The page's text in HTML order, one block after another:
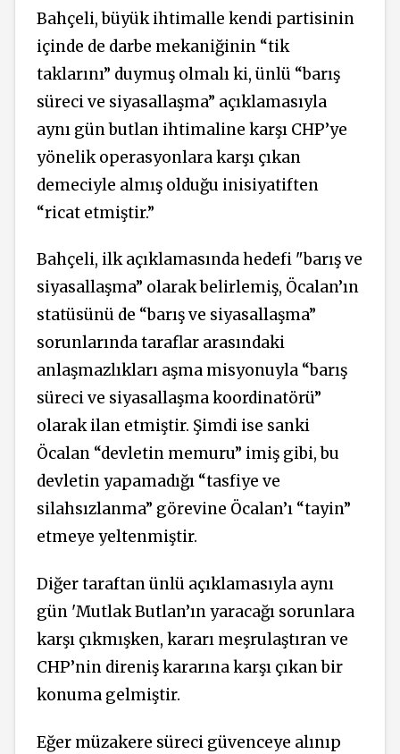
Bahçeli, büyük ihtimalle kendi partisinin
içinde de darbe mekaniğinin “tik
taklarını” duymuş olmalı ki, ünlü “barış
süreci ve siyasallaşma” açıklamasıyla
aynı gün butlan ihtimaline karşı CHP’ye
yönelik operasyonlara karşı çıkan
demeciyle almış olduğu inisiyatiften
“ricat etmiştir.”
Bahçeli, ilk açıklamasında hedefi "barış ve
siyasallaşma” olarak belirlemiş, Öcalan’ın
statüsünü de “barış ve siyasallaşma”
sorunlarında taraflar arasındaki
anlaşmazlıkları aşma misyonuyla “barış
süreci ve siyasallaşmakoordinatörü”
olarak ilan etmiştir. Şimdi ise sanki
Öcalan “devletin memuru” imiş gibi, bu
devletin yapamadığı “tasfiye ve
silahsızlanma” görevine Öcalan’ı “tayin”
etmeye yeltenmiştir.
Diğer taraftan ünlü açıklamasıyla aynı
gün 'Mutlak Butlan’ın yaracağı sorunlara
karşı çıkmışken, kararı meşrulaştıran ve
CHP’nin direniş kararına karşı çıkan bir
konuma gelmiştir.
Eğer müzakere süreci güvenceye alınıp